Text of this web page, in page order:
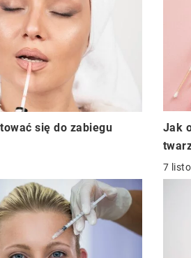
się do zabiegu
Jak
7